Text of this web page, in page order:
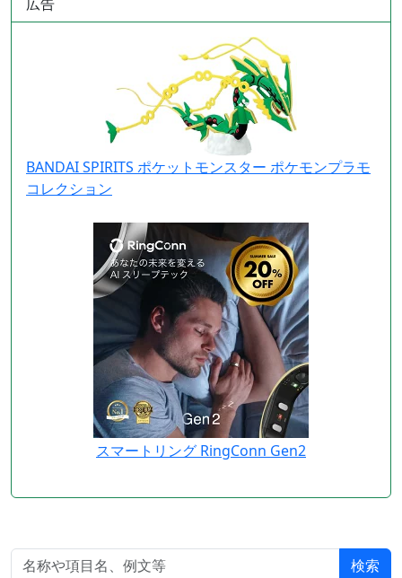
BANDAI SPIRITS ポケットモンスター ポケモンプラモ
コレクション
スマートリング RingConn Gen2
検索